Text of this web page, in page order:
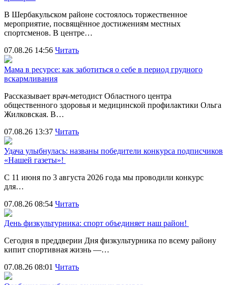
В Шербакульском районе состоялось торжественное
мероприятие, посвящённое достижениям местных
спортсменов. В центре…
07.08.26 14:56 Читать
Мама в ресурсе: как заботиться о себе в период грудного
вскармливания
Рассказывает врач-методист Областного центра
общественного здоровья и медицинской профилактики Ольга
Жилковская. В…
07.08.26 13:37 Читать
Удача улыбнулась: названы победители конкурса подписчиков
«Нашей газеты»!
С 11 июня по 3 августа 2026 года мы проводили конкурс
для…
07.08.26 08:54 Читать
День физкультурника: спорт объединяет наш район!
Сегодня в преддверии Дня физкультурника по всему району
кипит спортивная жизнь —…
07.08.26 08:01 Читать